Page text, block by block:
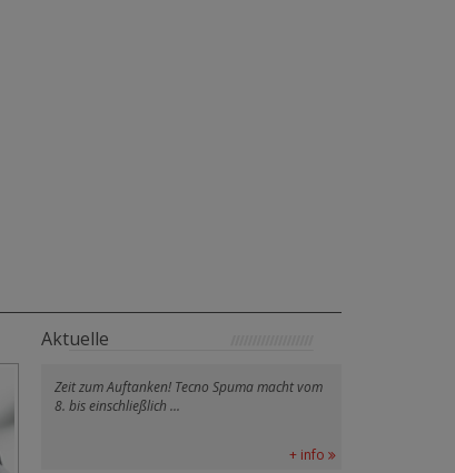
Aktuelle
Zeit zum Auftanken! Tecno Spuma macht vom
8. bis einschließlich ...
+ info